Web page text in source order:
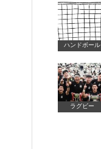
ハンドボール
ラグビー